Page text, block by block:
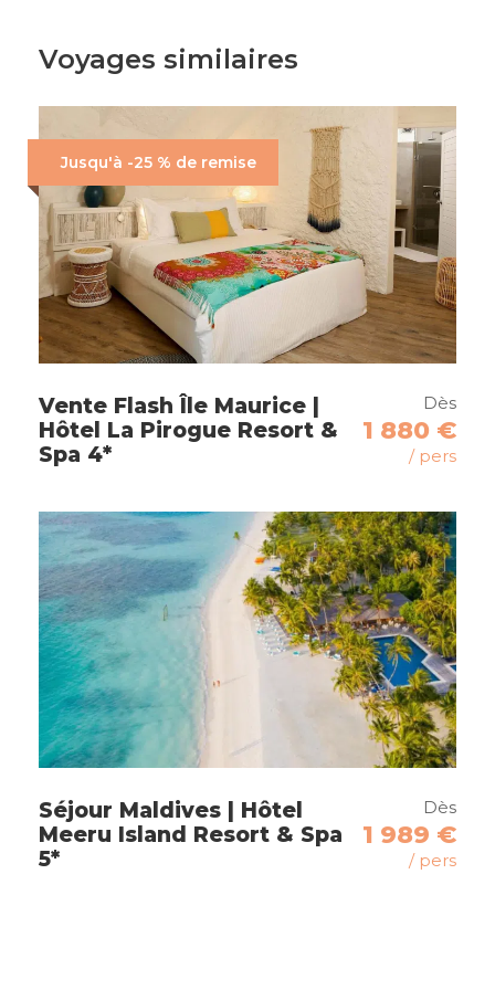
un séjour de 3 nuits en bungalow standard à
et de la tranquillité de ce cadre paradisiaque,
avec ses lagons azurs et plages de sable blanc à
perte de vue. Ce séjour vous promet des
moments de détente et d’évasion dans un
véritable havre de paix, pour clôturer en beauté
votre combiné Sri Lanka-Maldives.
Cecombiné Sri Lanka-Maldives
vous promet
un équilibre parfait entre exploration culturelle
et détente absolue, pour un voyage de rêve au
cœur de l’océan Indien.
Negombo
Dambulla
Sigiriya
Polonaruwa
Matale
Kandy
Nuwara Eliya
Udawalawe
Colombo
Maldives
Voyages similaires
Jusqu'à -25 % de remise
Vente Flash Île Maurice |
Hôtel La Pirogue Resort &
Spa 4*
Dès
1 880 €
/ pers
Séjour Maldives | Hôtel
Meeru Island Resort & Spa
5*
Dès
1 989 €
/ pers